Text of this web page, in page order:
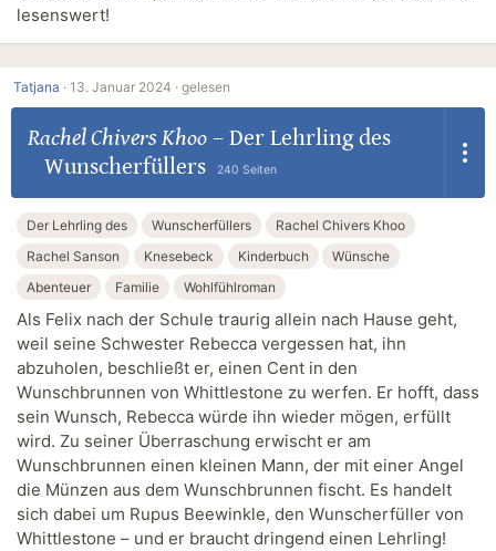
lesenswert!
Tatjana · 13. Januar 2024 · gelesen
Rachel Chivers Khoo– Der Lehrling des
Wunscherfüllers
240 Seiten
Der Lehrling des Wunscherfüllers
Rachel Chivers Khoo
Rachel Sanson
Knesebeck Kinderbuch
Wünsche
Abenteuer
Familie Wohlfühlroman
Als Felix nach der Schule traurig allein nach Hause geht,
weil seine Schwester Rebecca vergessen hat, ihn
abzuholen, beschließt er, einen Cent in den
Wunschbrunnen von Whittlestone zu werfen. Er hofft, dass
sein Wunsch, Rebecca würde ihn wieder mögen, erfüllt
wird. Zu seiner Überraschung erwischt er am
Wunschbrunnen einen kleinen Mann, der mit einer Angel
die Münzen aus dem Wunschbrunnen fischt. Es handelt
sich dabei um Rupus Beewinkle, den Wunscherfüller von
Whittlestone – und er braucht dringend einen Lehrling!